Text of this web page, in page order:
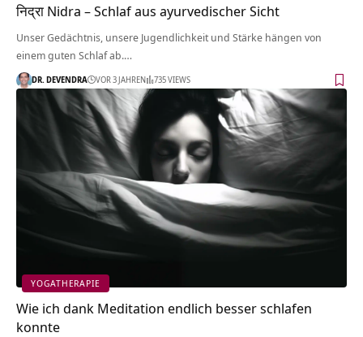
निद्रा Nidra – Schlaf aus ayurvedischer Sicht
Unser Gedächtnis, unsere Jugendlichkeit und Stärke hängen von
einem guten Schlaf ab.…
DR. DEVENDRA VOR 3 JAHREN 735 VIEWS
YOGATHERAPIE
Wie ich dank Meditation endlich besser schlafen
konnte